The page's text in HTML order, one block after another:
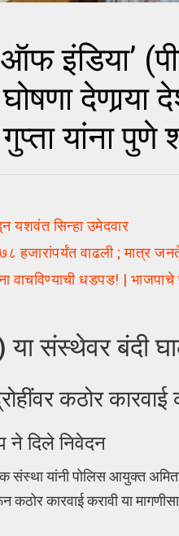
इंडिया’
देणार्‍या
यांना पुणे
यशवंत सिन्हा उमेदवार
वाढली ; मात्र
धडपड! | भाजपाचे
संस्थेवर बंदी
कठोर कारवाई
ने दिले निवेदन
यांनी पोलिस आयुक्त
कारवाई करावी या